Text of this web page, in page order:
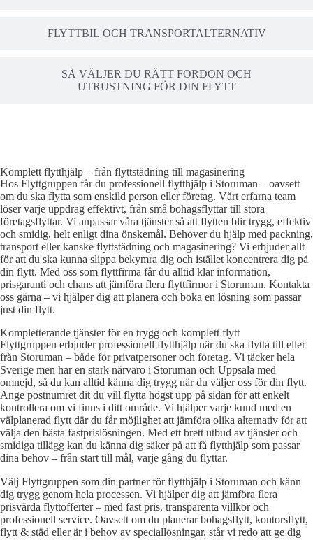
FLYTTBIL OCH TRANSPORTALTERNATIV
SÅ VÄLJER DU RÄTT FORDON OCH
UTRUSTNING FÖR DIN FLYTT
Komplett flytthjälp – från flyttstädning till magasinering
Hos Flyttgruppen får du professionell flytthjälp i Storuman – oavsett
om du ska flytta som enskild person eller företag. Vårt erfarna team
löser varje uppdrag effektivt, från små bohagsflyttar till stora
företagsflyttar. Vi anpassar våra tjänster så att flytten blir trygg, effektiv
och smidig, helt enligt dina önskemål. Behöver du hjälp med packning,
transport eller kanske flyttstädning och magasinering? Vi erbjuder allt
för att du ska kunna slippa bekymra dig och istället koncentrera dig på
din flytt. Med oss som flyttfirma får du alltid klar information,
prisgaranti och chans att jämföra flera flyttfirmor i Storuman. Kontakta
oss gärna – vi hjälper dig att planera och boka en lösning som passar
just din flytt.
Kompletterande tjänster för en trygg och komplett flytt
Flyttgruppen erbjuder professionell flytthjälp när du ska flytta till eller
från Storuman – både för privatpersoner och företag. Vi täcker hela
Sverige men har en stark närvaro i Storuman och Uppsala med
omnejd, så du kan alltid känna dig trygg när du väljer oss för din flytt.
Ange postnumret dit du vill flytta högst upp på sidan för att enkelt
kontrollera om vi finns i ditt område. Vi hjälper varje kund med en
välplanerad flytt där du får möjlighet att jämföra olika alternativ för att
välja den bästa fastprislösningen. Med ett brett utbud av tjänster och
smidiga tillägg kan du känna dig säker på att få flytthjälp som passar
dina behov – från start till mål, varje gång du flyttar.
Välj Flyttgruppen som din partner för flytthjälp i Storuman och känn
dig trygg genom hela processen. Vi hjälper dig att jämföra flera
prisvärda flyttofferter – med fast pris, transparenta villkor och
professionell service. Oavsett om du planerar bohagsflytt, kontorsflytt,
flytt & städ eller är i behov av speciallösningar, står vi redo att ge dig